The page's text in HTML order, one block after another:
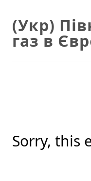
(Укр)
газ в
Sorry, this